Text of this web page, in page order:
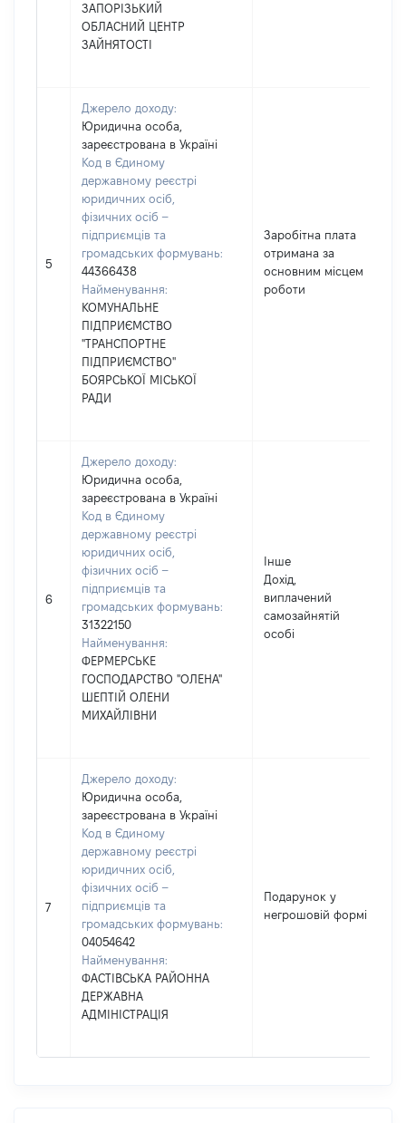
ЗАПОРІЗЬКИЙ
ОБЛАСНИЙ ЦЕНТР
ЗАЙНЯТОСТІ
5
Джерело доходу:
Юридична особа,
зареєстрована в Україні
Код в Єдиному
державному реєстрі
юридичних осіб,
фізичних осіб –
підприємців та
громадських формувань:
44366438
Найменування:
КОМУНАЛЬНЕ
ПІДПРИЄМСТВО
"ТРАНСПОРТНЕ
ПІДПРИЄМСТВО"
БОЯРСЬКОЇ МІСЬКОЇ
РАДИ
Заробітна плата
отримана за
основним місцем
роботи
6
Джерело доходу:
Юридична особа,
зареєстрована в Україні
Код в Єдиному
державному реєстрі
юридичних осіб,
фізичних осіб –
підприємців та
громадських формувань:
31322150
Найменування:
ФЕРМЕРСЬКЕ
ГОСПОДАРСТВО "ОЛЕНА"
ШЕПТІЙ ОЛЕНИ
МИХАЙЛІВНИ
Інше
Дохід,
виплачений
самозайнятій
особі
7
Джерело доходу:
Юридична особа,
зареєстрована в Україні
Код в Єдиному
державному реєстрі
юридичних осіб,
фізичних осіб –
підприємців та
громадських формувань:
04054642
Найменування:
ФАСТІВСЬКА РАЙОННА
ДЕРЖАВНА
АДМІНІСТРАЦІЯ
Подарунок у
негрошовій формі